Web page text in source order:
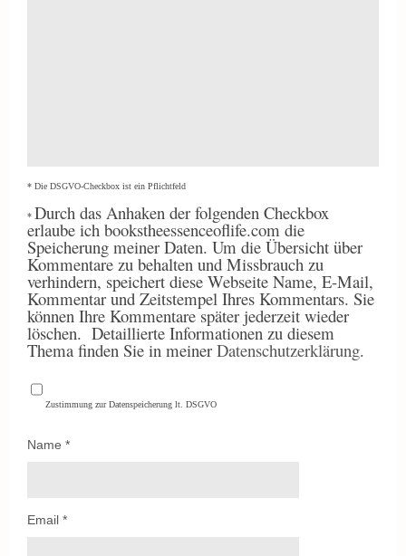
* Die DSGVO-Checkbox ist ein Pflichtfeld
* Durch das Anhaken der folgenden Checkbox
erlaube ich bookstheessenceoflife.com die
Speicherung meiner Daten. Um die Übersicht über
Kommentare zu behalten und Missbrauch zu
verhindern, speichert diese Webseite Name, E-Mail,
Kommentar und Zeitstempel Ihres Kommentars. Sie
können Ihre Kommentare später jederzeit wieder
löschen. Detaillierte Informationen zu diesem
Thema finden Sie in meiner Datenschutzerklärung.
Zustimmung zur Datenspeicherung lt. DSGVO
Name *
Email *